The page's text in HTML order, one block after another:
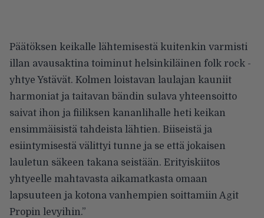
Päätöksen keikalle lähtemisestä kuitenkin varmisti
illan avausaktina toiminut helsinkiläinen folk rock -
yhtye Ystävät. Kolmen loistavan laulajan kauniit
harmoniat ja taitavan bändin sulava yhteensoitto
saivat ihon ja fiiliksen kananlihalle heti keikan
ensimmäisistä tahdeista lähtien. Biiseistä ja
esiintymisestä välittyi tunne ja se että jokaisen
lauletun säkeen takana seistään. Erityiskiitos
yhtyeelle mahtavasta aikamatkasta omaan
lapsuuteen ja kotona vanhempien soittamiin Agit
Propin levyihin.”